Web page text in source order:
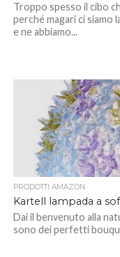
Troppo spesso il cibo
perché magari ci siamo
e ne abbiamo...
PRODOTTI AMAZON
Kartell lampada a
Dai il benvenuto alla
sono dei perfetti